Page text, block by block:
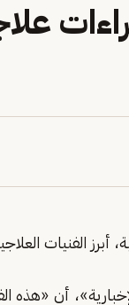
نفسية: 3
الفنيات
أن «هذه